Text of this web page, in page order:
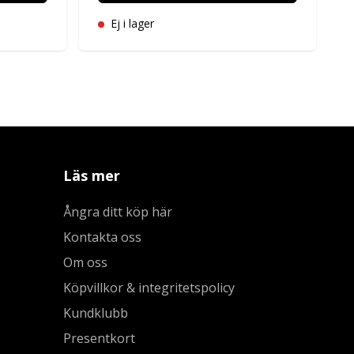
Ej i lager
Läs mer
Ångra ditt köp här
Kontakta oss
Om oss
Köpvillkor & integritetspolicy
Kundklubb
Presentkort